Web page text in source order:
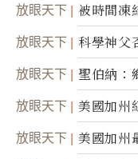
放眼天下 被時間凍
放眼天下
科學神父
靈
放眼天下 聖伯納：
放眼天下 美國加州
放眼天下 美國加州